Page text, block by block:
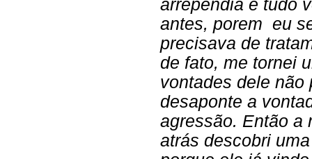
arrependia e tudo
antes, porem eu
precisava de
de fato, me tornei
vontades dele não
desaponte a
agressão. Então a
atrás descobri